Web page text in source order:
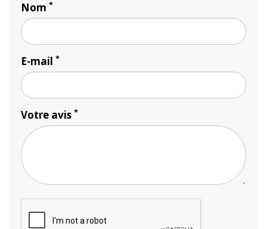
Nom *
E-mail *
Votre avis *